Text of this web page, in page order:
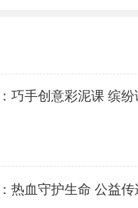
力调控平台运
安全运行和应
强调，电网是
”，要科学研判
细化开展需求
巧手创意彩泥课 缤
热血守护生命 公益